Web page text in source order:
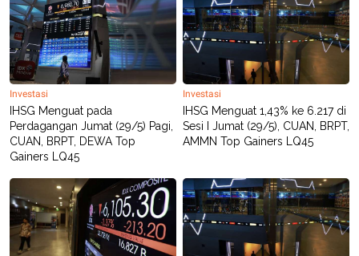
E
M
Y
S
E
.
I
D
L
A
N
G
A
N
C
E
T
A
K
K
I
N
R
J
A
I
T
E
N
Investasi
IHSG Menguat pada
Perdagangan Jumat (29/5) Pagi,
CUAN, BRPT, DEWA Top
Gainers LQ45
Investasi
IHSG Menguat 1,43% ke 6.217 di
Sesi I Jumat (29/5), CUAN, BRPT,
AMMN Top Gainers LQ45